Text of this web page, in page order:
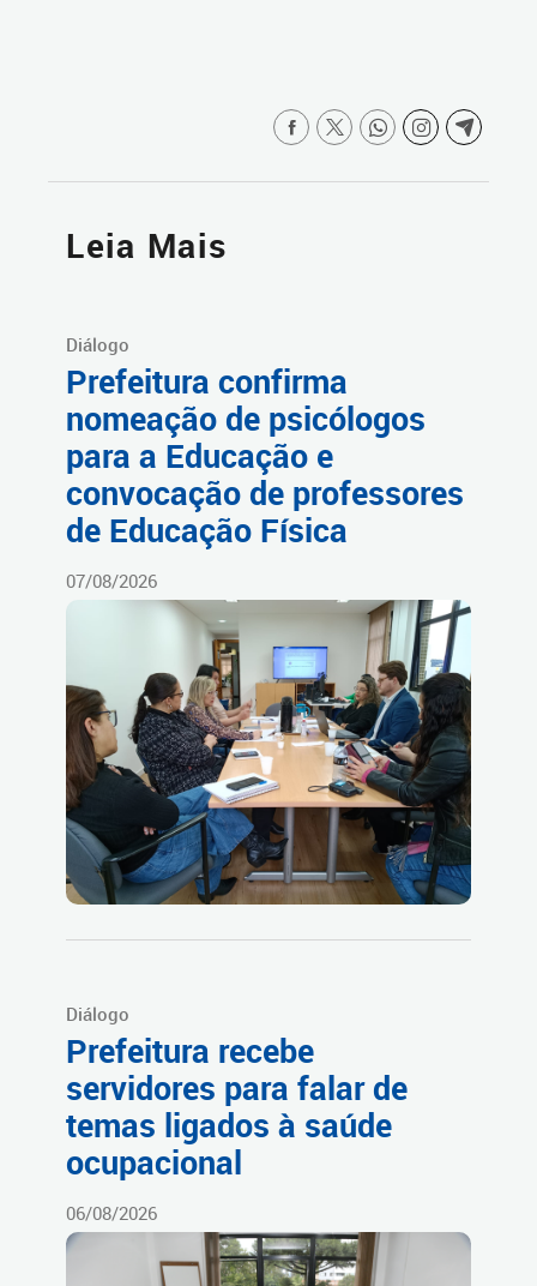
Leia Mais
Diálogo
Prefeitura confirma
nomeação de psicólogos
para a Educação e
convocação de professores
de Educação Física
07/08/2026
Diálogo
Prefeitura recebe
servidores para falar de
temas ligados à saúde
ocupacional
06/08/2026